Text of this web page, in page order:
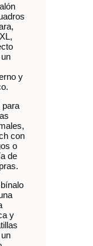
y
para
con
o
de
y